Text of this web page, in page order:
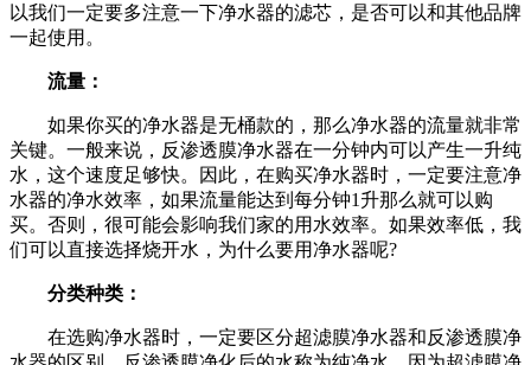
以我们一定要多注意一下净水器的滤芯，是否可以和其他品牌
一起使用。
流量：
如果你买的净水器是无桶款的，那么净水器的流量就非常
关键。一般来说，反渗透膜净水器在一分钟内可以产生一升纯
水，这个速度足够快。因此，在购买净水器时，一定要注意净
水器的净水效率，如果流量能达到每分钟1升那么就可以购
买。否则，很可能会影响我们家的用水效率。如果效率低，我
们可以直接选择烧开水，为什么要用净水器呢?
分类种类：
在选购净水器时，一定要区分超滤膜净水器和反渗透膜净